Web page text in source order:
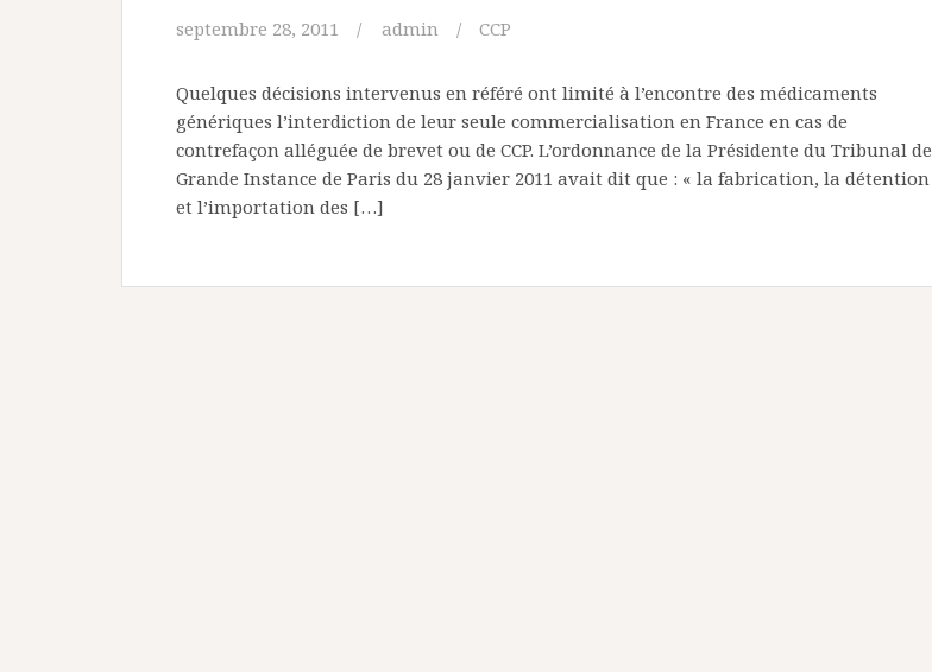
septembre 28, 2011 admin CCP
Quelques décisions intervenus en référé ont limité à l’encontre des médicaments
génériques l’interdiction de leur seule commercialisation en France en cas de
contrefaçon alléguée de brevet ou de CCP. L’ordonnance de la Présidente du Tribunal de
Grande Instance de Paris du 28 janvier 2011 avait dit que : « la fabrication, la détention
et l’importation des […]